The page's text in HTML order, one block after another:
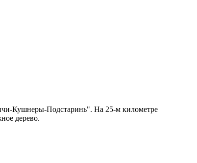
Кушнеры-Подстаринь". На 25-м километре
дерево.